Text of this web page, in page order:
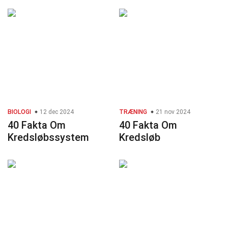
BIOLOGI 12 dec 2024
40 Fakta Om
Kredsløbssystem
TRÆNING 21 nov 2024
40 Fakta Om
Kredsløb